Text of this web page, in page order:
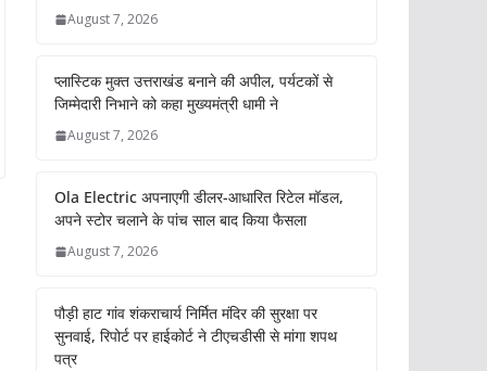
August 7, 2026
प्लास्टिक मुक्त उत्तराखंड बनाने की अपील, पर्यटकों से
जिम्मेदारी निभाने को कहा मुख्यमंत्री धामी ने
August 7, 2026
Ola Electric अपनाएगी डीलर-आधारित रिटेल मॉडल,
अपने स्टोर चलाने के पांच साल बाद किया फैसला
August 7, 2026
पौड़ी हाट गांव शंकराचार्य निर्मित मंदिर की सुरक्षा पर
सुनवाई, रिपोर्ट पर हाईकोर्ट ने टीएचडीसी से मांगा शपथ
पत्र